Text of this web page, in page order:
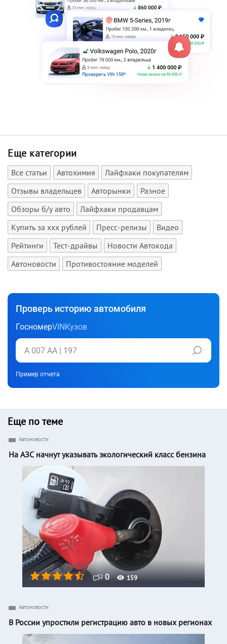
Еще категории
Все статьи Автохимия
Лайфхаки покупателям
Отзывы владельцев
Авторынки
Разное
Обзоры б/у авто
Лайфхаки продавцам
Купить за xxx рублей
Пресс-релизы
Видео
Рейтинги
Тест-драйвы
Новости Автокода
Автоновости
Противостояние моделей
Проверь историю автомобиля
ГосномерVIN Кузов
Пример отчета
Еще по теме
0 159
Автоновости
На АЗС начнут указывать экологический класс бензина
Автоновости
В России упростили регистрацию авто в новых регионах